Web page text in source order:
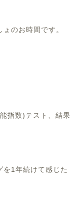
のお時間です。
指数)テスト、結果
を1年続けて感じた